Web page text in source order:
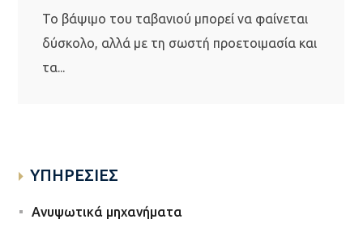
Το βάψιμο του ταβανιού μπορεί να φαίνεται
δύσκολο, αλλά με τη σωστή προετοιμασία και
τα...
ΥΠΗΡΕΣΙΕΣ
Ανυψωτικά μηχανήματα